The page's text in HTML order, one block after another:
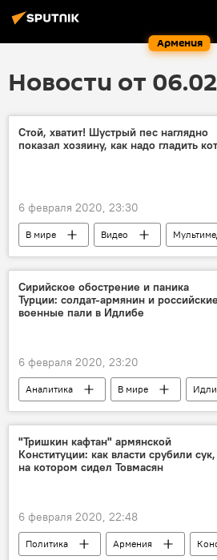
Армения
Новости от
Стой, хватит! Шустрый пес наглядно
показал хозяину, как надо гладить
6 февраля 2020, 23:30
В мире Видео
пес
кошка
Сирийское обострение и паника
Турции: солдат-армянин и российские
военные пали в Идлибе
6 февраля 2020, 23:20
Аналитика В мире
армяне
США
президент
солдат
"Тришкин кафтан" армянской
Конституции: как власти срубили сук,
на котором сидел Товмасян
6 февраля 2020, 22:48
Политика Армения